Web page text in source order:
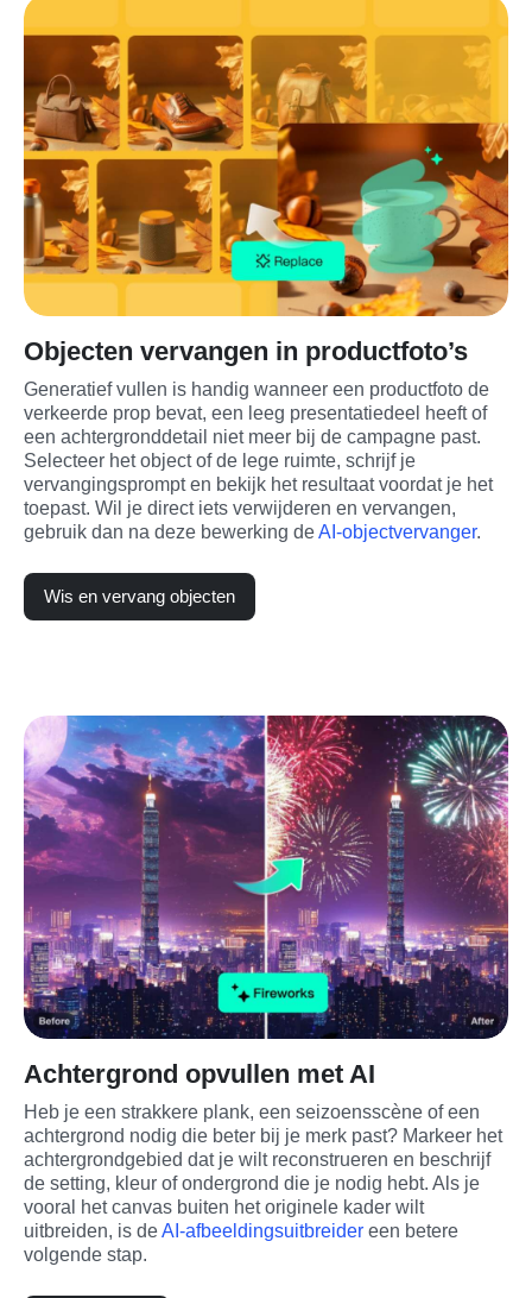
Objecten vervangen in productfoto’s
Generatief vullen is handig wanneer een productfoto de
verkeerde prop bevat, een leeg presentatiedeel heeft of
een achtergronddetail niet meer bij de campagne past.
Selecteer het object of de lege ruimte, schrijf je
vervangingsprompt en bekijk het resultaat voordat je het
toepast. Wil je direct iets verwijderen en vervangen,
gebruik dan na deze bewerking de AI-objectvervanger.
Wis en vervang objecten
Achtergrond opvullen met AI
Heb je een strakkere plank, een seizoensscène of een
achtergrond nodig die beter bij je merk past? Markeer het
achtergrondgebied dat je wilt reconstrueren en beschrijf
de setting, kleur of ondergrond die je nodig hebt. Als je
vooral het canvas buiten het originele kader wilt
uitbreiden, is de AI-afbeeldingsuitbreider een betere
volgende stap.